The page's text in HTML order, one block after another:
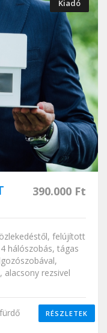
Kiadó
390.000 Ft
felújított
hálószobás, tágas
rezsivel
RÉSZLETEK